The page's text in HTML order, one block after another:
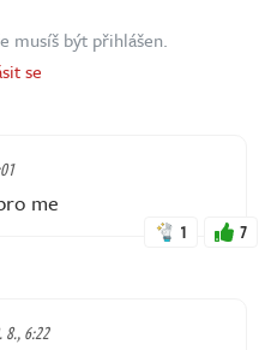
musíš být přihlášen.
se
me
1 7
8., 6:22